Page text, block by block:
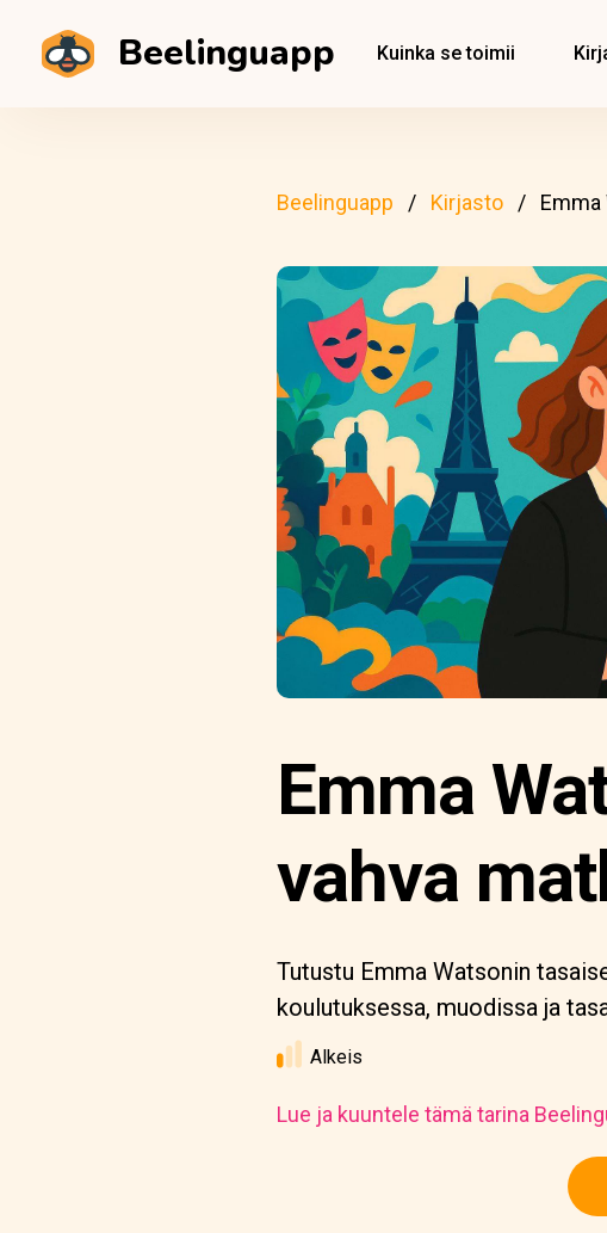
Beelinguapp Kuinka se toimii
Beelinguapp Kirjasto
Emma
vahva
Tutustu Emma Watsonin
koulutuksessa, muodissa ja
Alkeis
Lue ja kuuntele tämä tarina